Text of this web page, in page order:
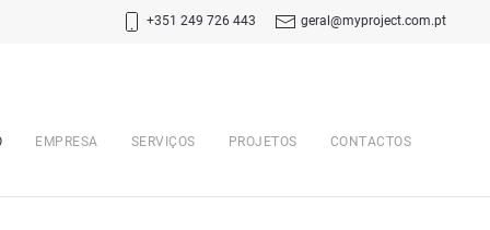
+351 249 726 443 geral@myproject.com.pt
EMPRESA SERVIÇOS PROJETOS CONTACTOS